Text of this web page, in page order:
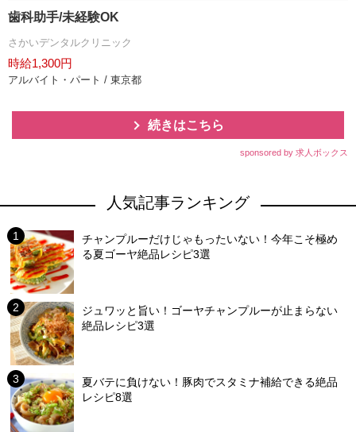
歯科助手/未経験OK
さかいデンタルクリニック
時給1,300円
アルバイト・パート / 東京都
続きはこちら
sponsored by 求人ボックス
人気記事ランキング
チャンプルーだけじゃもったいない！今年こそ極め
る夏ゴーヤ絶品レシピ3選
ジュワッと旨い！ゴーヤチャンプルーが止まらない
絶品レシピ3選
夏バテに負けない！豚肉でスタミナ補給できる絶品
レシピ8選